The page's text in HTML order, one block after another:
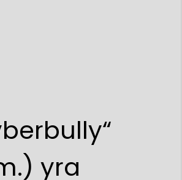
yra